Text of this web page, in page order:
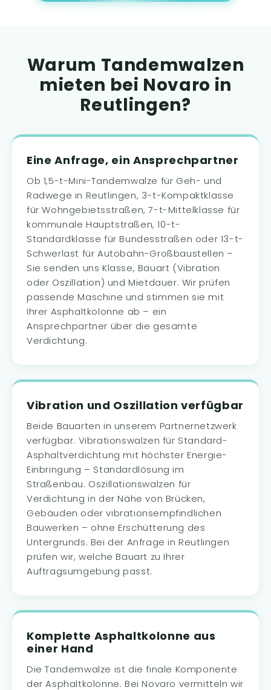
Warum Tandemwalzen
mieten bei Novaro in
Reutlingen?
Eine Anfrage, ein Ansprechpartner
Ob 1,5-t-Mini-Tandemwalze für Geh- und
Radwege in Reutlingen, 3-t-Kompaktklasse
für Wohngebietsstraßen, 7-t-Mittelklasse für
kommunale Hauptstraßen, 10-t-
Standardklasse für Bundesstraßen oder 13-t-
Schwerlast für Autobahn-Großbaustellen –
Sie senden uns Klasse, Bauart (Vibration
oder Oszillation) und Mietdauer. Wir prüfen
passende Maschine und stimmen sie mit
Ihrer Asphaltkolonne ab – ein
Ansprechpartner über die gesamte
Verdichtung.
Vibration und Oszillation verfügbar
Beide Bauarten in unserem Partnernetzwerk
verfügbar. Vibrationswalzen für Standard-
Asphaltverdichtung mit höchster Energie-
Einbringung – Standardlösung im
Straßenbau. Oszillationswalzen für
Verdichtung in der Nähe von Brücken,
Gebäuden oder vibrationsempfindlichen
Bauwerken – ohne Erschütterung des
Untergrunds. Bei der Anfrage in Reutlingen
prüfen wir, welche Bauart zu Ihrer
Auftragsumgebung passt.
Komplette Asphaltkolonne aus
einer Hand
Die Tandemwalze ist die finale Komponente
der Asphaltkolonne. Bei Novaro vermitteln wir